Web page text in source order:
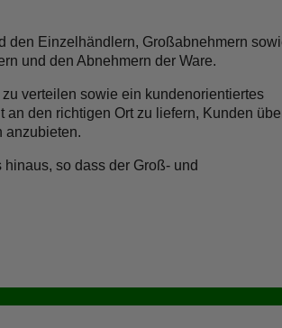
den Einzelhändlern, Großabnehmern
und den Abnehmern der Ware.
verteilen sowie ein kundenorientiertes
den richtigen Ort zu liefern, Kunden
anzubieten.
so dass der Groß- und